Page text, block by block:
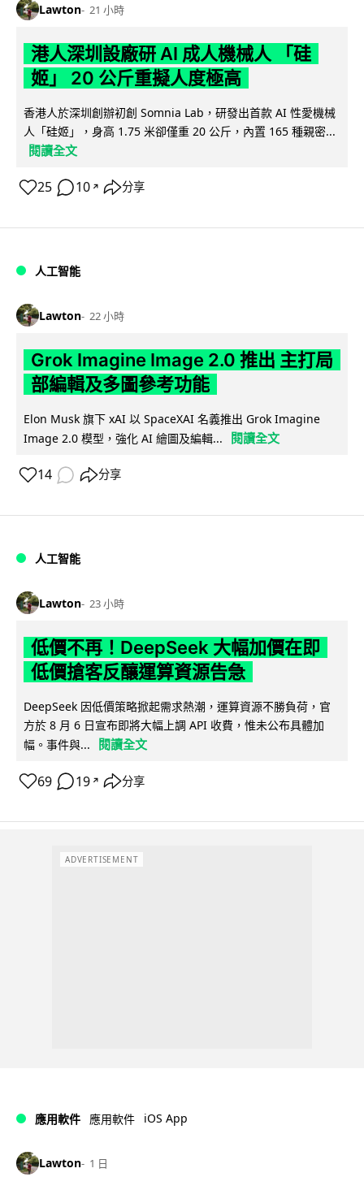
Lawton 21 小時
港人深圳設廠研 AI 成人機械人 「硅
姬」 20 公斤重擬人度極高
香港人於深圳創辦初創 Somnia Lab，研發出首款 AI 性愛機械
人「硅姬」，身高 1.75 米卻僅重 20 公斤，內置 165 種親密...
閱讀全文
25 10 ↗ 分享
人工智能
Lawton 22 小時
Grok Imagine Image 2.0 推出 主打局
部編輯及多圖參考功能
Elon Musk 旗下 xAI 以 SpaceXAI 名義推出 Grok Imagine
Image 2.0 模型，強化 AI 繪圖及編輯...
閱讀全文
14 分享
人工智能
Lawton 23 小時
低價不再！DeepSeek 大幅加價在即
低價搶客反釀運算資源告急
DeepSeek 因低價策略掀起需求熱潮，運算資源不勝負荷，官
方於 8 月 6 日宣布即將大幅上調 API 收費，惟未公布具體加
幅。事件與...
閱讀全文
69 19 ↗ 分享
ADVERTISEMENT
應用軟件 應用軟件 iOS App
Lawton 1 日